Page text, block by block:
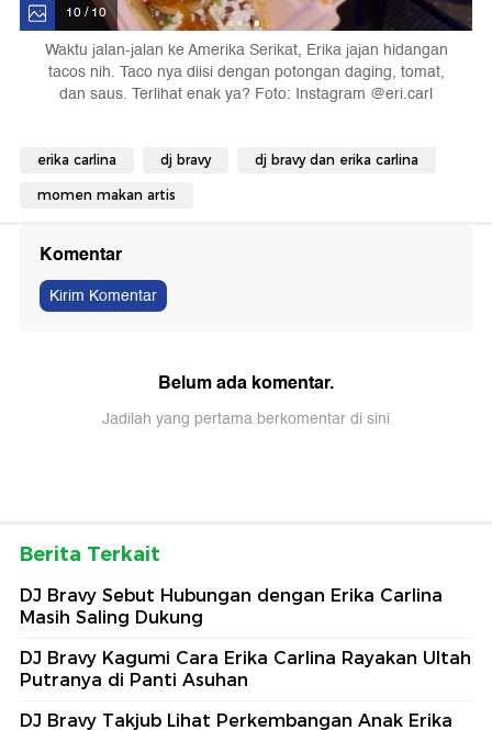
10 / 10
Waktu jalan-jalan ke Amerika Serikat, Erika jajan hidangan
tacos nih. Taco nya diisi dengan potongan daging, tomat,
dan saus. Terlihat enak ya? Foto: Instagram @eri.carl
erika carlina dj bravy dj bravy dan erika carlina
momen makan artis
Komentar
Kirim Komentar
Belum ada komentar.
Jadilah yang pertama berkomentar di sini
Berita Terkait
DJ Bravy Sebut Hubungan dengan Erika Carlina
Masih Saling Dukung
DJ Bravy Kagumi Cara Erika Carlina Rayakan Ultah
Putranya di Panti Asuhan
DJ Bravy Takjub Lihat Perkembangan Anak Erika